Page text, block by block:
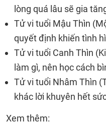
lòng quá lâu sẽ gia
Tử vi tuổi Mậu Thìn
quyết định khiến tình
Tử vi tuổi Canh Thìn
làm gì, nên học cách
Tử vi tuổi Nhâm Thìn
khác lời khuyên hết
Xem thêm: